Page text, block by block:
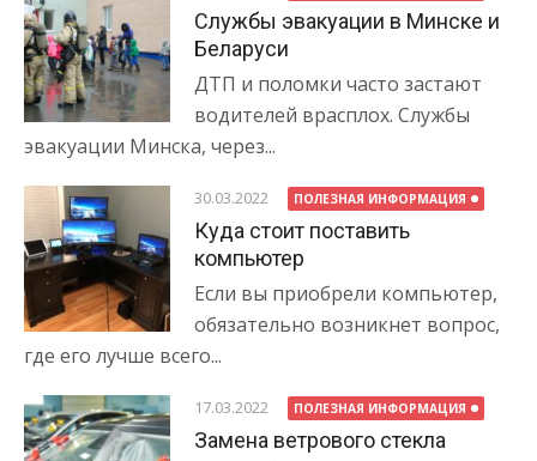
Службы эвакуации в Минске и
Беларуси
ДТП и поломки часто застают
водителей врасплох. Службы
эвакуации Минска, через...
30.03.2022 ПОЛЕЗНАЯ ИНФОРМАЦИЯ
Куда стоит поставить
компьютер
Если вы приобрели компьютер,
обязательно возникнет вопрос,
где его лучше всего...
17.03.2022 ПОЛЕЗНАЯ ИНФОРМАЦИЯ
Замена ветрового стекла